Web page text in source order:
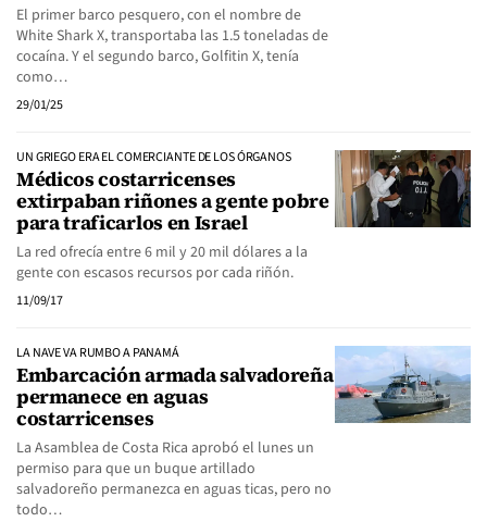
El primer barco pesquero, con el nombre de
White Shark X, transportaba las 1.5 toneladas de
cocaína. Y el segundo barco, Golfitin X, tenía
como…
29/01/25
UN GRIEGO ERA EL COMERCIANTE DE LOS ÓRGANOS
Médicos costarricenses
extirpaban riñones a gente pobre
para traficarlos en Israel
La red ofrecía entre 6 mil y 20 mil dólares a la
gente con escasos recursos por cada riñón.
11/09/17
LA NAVE VA RUMBO A PANAMÁ
Embarcación armada salvadoreña
permanece en aguas
costarricenses
La Asamblea de Costa Rica aprobó el lunes un
permiso para que un buque artillado
salvadoreño permanezca en aguas ticas, pero no
todo…